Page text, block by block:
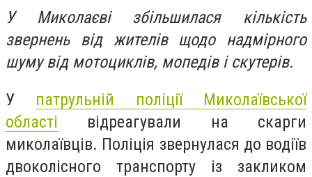
У Миколаєві збільшилася кількість
звернень від жителів щодо надмірного
шуму від мотоциклів, мопедів і скутерів.
У патрульній поліції Миколаївської
області відреагували на скарги
миколаївців. Поліція звернулася до водіїв
двоколісного транспорту із закликом